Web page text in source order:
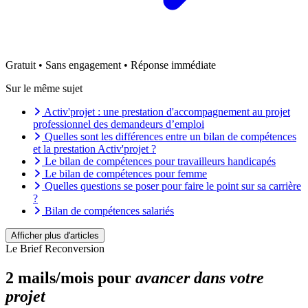
Gratuit • Sans engagement • Réponse immédiate
Sur le même sujet
Activ'projet : une prestation d'accompagnement au projet
professionnel des demandeurs d’emploi
Quelles sont les différences entre un bilan de compétences
et la prestation Activ'projet ?
Le bilan de compétences pour travailleurs handicapés
Le bilan de compétences pour femme
Quelles questions se poser pour faire le point sur sa carrière
?
Bilan de compétences salariés
demandeur d’emploi
Pourquoi faire un bilan de compétences à 40 ans ?
Pourquoi faire un bilan de compétences à 50 ans ?
Bilan de compétences dans la fonction publique
8 idées reçues courantes sur le bilan de compétences
Afficher plus d'articles
Le Brief Reconversion
2 mails/mois pour avancer dans votre
projet